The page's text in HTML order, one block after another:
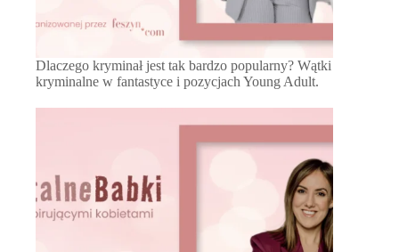
Dlaczego kryminał jest tak bardzo popularny? Wątki
kryminalne w fantastyce i pozycjach Young Adult.